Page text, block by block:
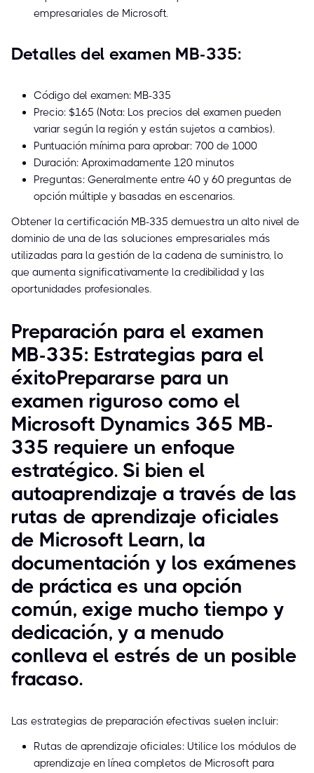
empresariales de Microsoft.
Detalles del examen MB-335:
Código del examen: MB-335
Precio: $165 (Nota: Los precios del examen pueden
variar según la región y están sujetos a cambios).
Puntuación mínima para aprobar: 700 de 1000
Duración: Aproximadamente 120 minutos
Preguntas: Generalmente entre 40 y 60 preguntas de
opción múltiple y basadas en escenarios.
Obtener la certificación MB-335 demuestra un alto nivel de
dominio de una de las soluciones empresariales más
utilizadas para la gestión de la cadena de suministro, lo
que aumenta significativamente la credibilidad y las
oportunidades profesionales.
Preparación para el examen
MB-335: Estrategias para el
éxitoPrepararse para un
examen riguroso como el
Microsoft Dynamics 365 MB-
335 requiere un enfoque
estratégico. Si bien el
autoaprendizaje a través de las
rutas de aprendizaje oficiales
de Microsoft Learn, la
documentación y los exámenes
de práctica es una opción
común, exige mucho tiempo y
dedicación, y a menudo
conlleva el estrés de un posible
fracaso.
Las estrategias de preparación efectivas suelen incluir:
Rutas de aprendizaje oficiales: Utilice los módulos de
aprendizaje en línea completos de Microsoft para